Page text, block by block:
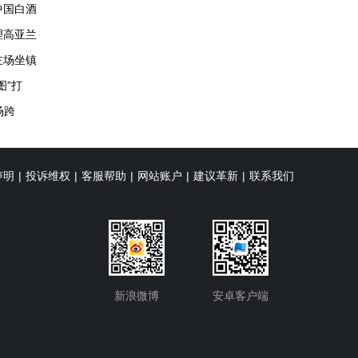
国白酒
亚兰
场坐镇
”打
跨
| 投诉维权 | 客服帮助 | 网站账户 | 建议革新 | 联系我们
新浪微博 安卓客户端